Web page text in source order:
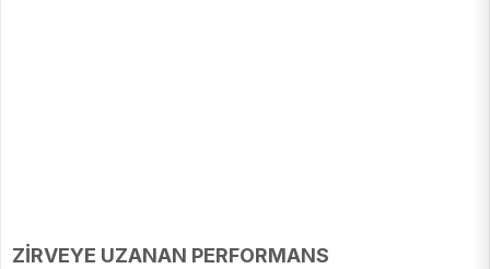
ZİRVEYE UZANAN PERFORMANS